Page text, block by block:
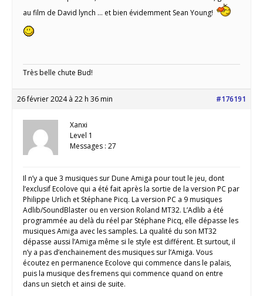
au film de David lynch … et bien évidemment Sean Young!
Très belle chute Bud!
26 février 2024 à 22 h 36 min #176191
Xanxi
Level 1
Messages : 27
Il n’y a que 3 musiques sur Dune Amiga pour tout le jeu, dont
l’exclusif Ecolove qui a été fait après la sortie de la version PC par
Philippe Urlich et Stéphane Picq. La version PC a 9 musiques
Adlib/SoundBlaster ou en version Roland MT32. L’Adlib a été
programmée au delà du réel par Stéphane Picq, elle dépasse les
musiques Amiga avec les samples. La qualité du son MT32
dépasse aussi l’Amiga même si le style est différent. Et surtout, il
n’y a pas d’enchainement des musiques sur l’Amiga. Vous
écoutez en permanence Ecolove qui commence dans le palais,
puis la musique des fremens qui commence quand on entre
dans un sietch et ainsi de suite.